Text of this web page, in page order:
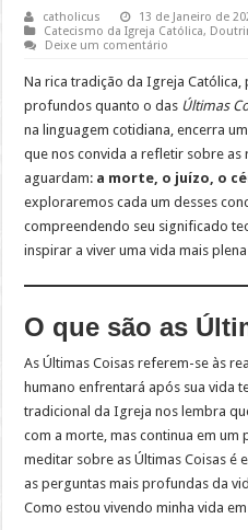
catholicus
13 de Janeiro de
Catecismo da Igreja Católica,
Deixe um comentário
Na rica tradição da Igreja Católica,
profundos quanto o das Últimas
na linguagem cotidiana, encerra
que nos convida a refletir sobre as
aguardam: a morte, o juízo, o
exploraremos cada um desses
compreendendo seu significado
inspirar a viver uma vida mais
O que são as
As Últimas Coisas referem-se às
humano enfrentará após sua vida
tradicional da Igreja nos lembra
com a morte, mas continua em
meditar sobre as Últimas Coisas é
as perguntas mais profundas da
Como estou vivendo minha vida